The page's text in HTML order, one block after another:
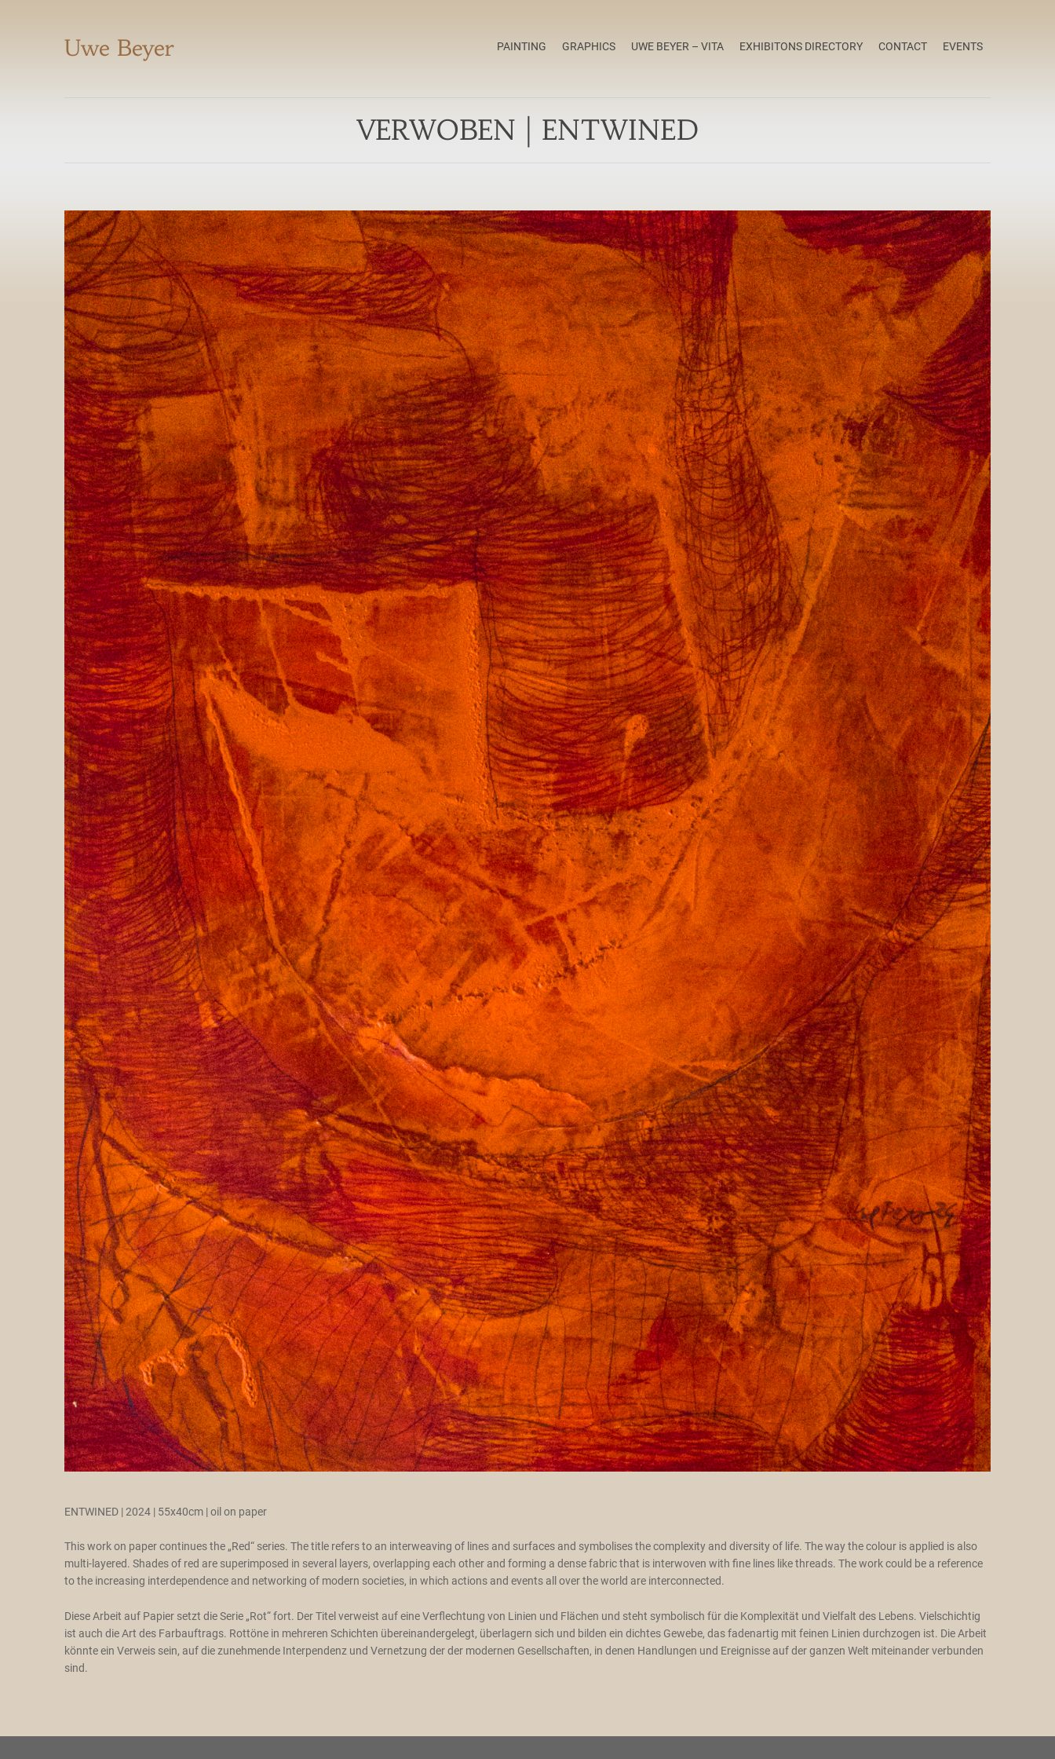
Uwe Beyer PAINTING GRAPHICS UWE BEYER – VITA EXHIBITONS DIRECTORY CONTACT EVENTS
VERWOBEN | ENTWINED
ENTWINED | 2024 | 55x40cm | oil on paper
This work on paper continues the „Red“ series. The title refers to an interweaving of lines and surfaces and symbolises the complexity and diversity of life. The way the colour is applied is also
multi-layered. Shades of red are superimposed in several layers, overlapping each other and forming a dense fabric that is interwoven with fine lines like threads. The work could be a reference
to the increasing interdependence and networking of modern societies, in which actions and events all over the world are interconnected.
Diese Arbeit auf Papier setzt die Serie „Rot“ fort. Der Titel verweist auf eine Verflechtung von Linien und Flächen und steht symbolisch für die Komplexität und Vielfalt des Lebens. Vielschichtig
ist auch die Art des Farbauftrags. Rottöne in mehreren Schichten übereinandergelegt, überlagern sich und bilden ein dichtes Gewebe, das fadenartig mit feinen Linien durchzogen ist. Die Arbeit
könnte ein Verweis sein, auf die zunehmende Interpendenz und Vernetzung der der modernen Gesellschaften, in denen Handlungen und Ereignisse auf der ganzen Welt miteinander verbunden
sind.